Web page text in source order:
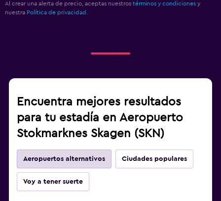
Al crear una alerta de precio, aceptas nuestros términos y condiciones y
nuestra Política de privacidad.
Encuentra mejores resultados
para tu estadía en Aeropuerto
Stokmarknes Skagen (SKN)
Aeropuertos alternativos Ciudades populares
Voy a tener suerte